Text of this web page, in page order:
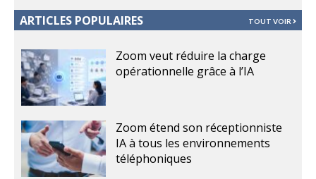
ARTICLES POPULAIRES TOUT VOIR
Zoom veut réduire la charge
opérationnelle grâce à l’IA
Zoom étend son réceptionniste
IA à tous les environnements
téléphoniques